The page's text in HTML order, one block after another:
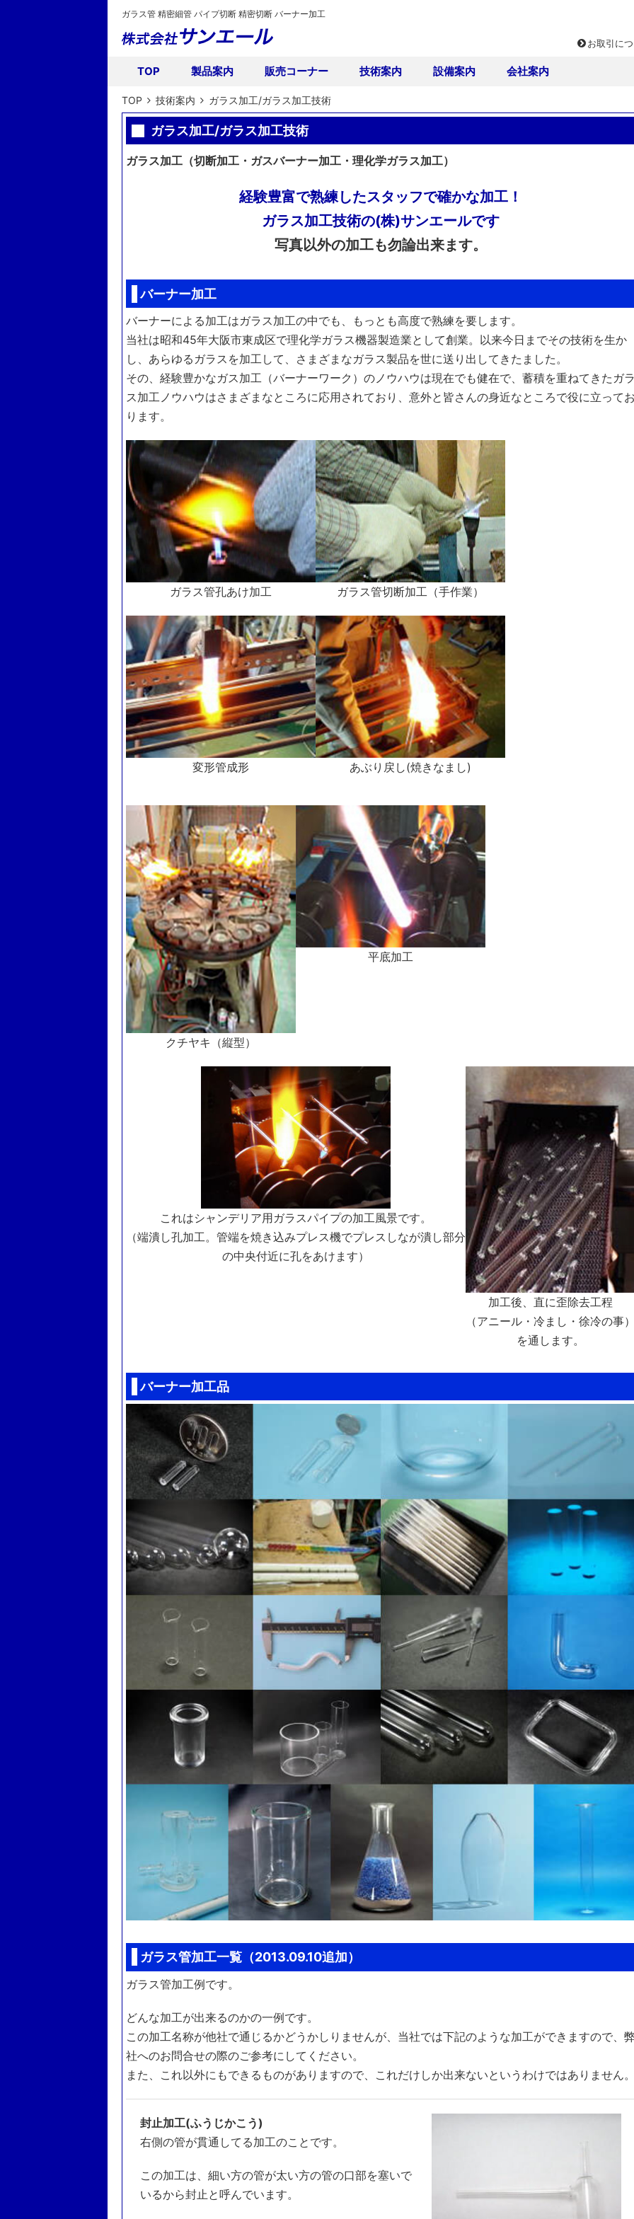
ガラス管 精密細管 パイプ切断 精密切断 バーナー加工
お取引に
TOP 製品案内 販売コーナー 技術案内 設備案内 会社案内
TOP 技術案内 ガラス加工/ガラス加工技術
ガラス加工/ガラス加工技術
ガラス加工（切断加工・ガスバーナー加工・理化学ガラス加工）
経験豊富で熟練したスタッフで確かな加工！
ガラス加工技術の(株)サンエールです
写真以外の加工も勿論出来ます。
バーナー加工
バーナーによる加工はガラス加工の中でも、もっとも高度で熟練を要します。
当社は昭和45年大阪市東成区で理化学ガラス機器製造業として創業。以来今日までその技術を生か
し、あらゆるガラスを加工して、さまざまなガラス製品を世に送り出してきたました。
その、経験豊かなガス加工（バーナーワーク）のノウハウは現在でも健在で、蓄積を重ねてきたガ
ス加工ノウハウはさまざまなところに応用されており、意外と皆さんの身近なところで役に立って
ります。
ガラス管孔あけ加工 ガラス管切断加工（手作業）
変形管成形 あぶり戻し(焼きなまし)
クチヤキ（縦型）
平底加工
これはシャンデリア用ガラスパイプの加工風景です。
（端潰し孔加工。管端を焼き込みプレス機でプレスしなが潰し部分
の中央付近に孔をあけます）
加工後、直に歪除去工程
（アニール・冷まし・徐冷の事
を通します。
バーナー加工品
ガラス管加工一覧（2013.09.10追加）
ガラス管加工例です。
どんな加工が出来るのかの一例です。
この加工名称が他社で通じるかどうかしりませんが、当社では下記のような加工ができますので、
社へのお問合せの際のご参考にしてください。
また、これ以外にもできるものがありますので、これだけしか出来ないというわけではありません
封止加工(ふうじかこう)
右側の管が貫通してる加工のことです。
この加工は、細い方の管が太い方の管の口部を塞いで
いるから封止と呼んでいます。